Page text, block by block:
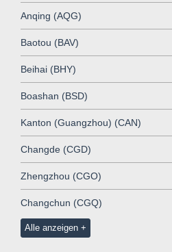
Anqing (AQG)
Baotou (BAV)
Beihai (BHY)
Boashan (BSD)
Kanton (Guangzhou) (CAN)
Changde (CGD)
Zhengzhou (CGO)
Changchun (CGQ)
Alle anzeigen